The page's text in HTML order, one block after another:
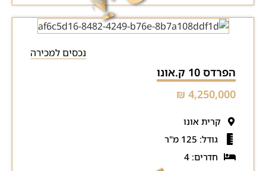
נכסים למכירה
הפרדס 10 ק.אונו
4,250,000 ₪
קרית אונו
גודל: 125 מ"ר
חדרים: 4